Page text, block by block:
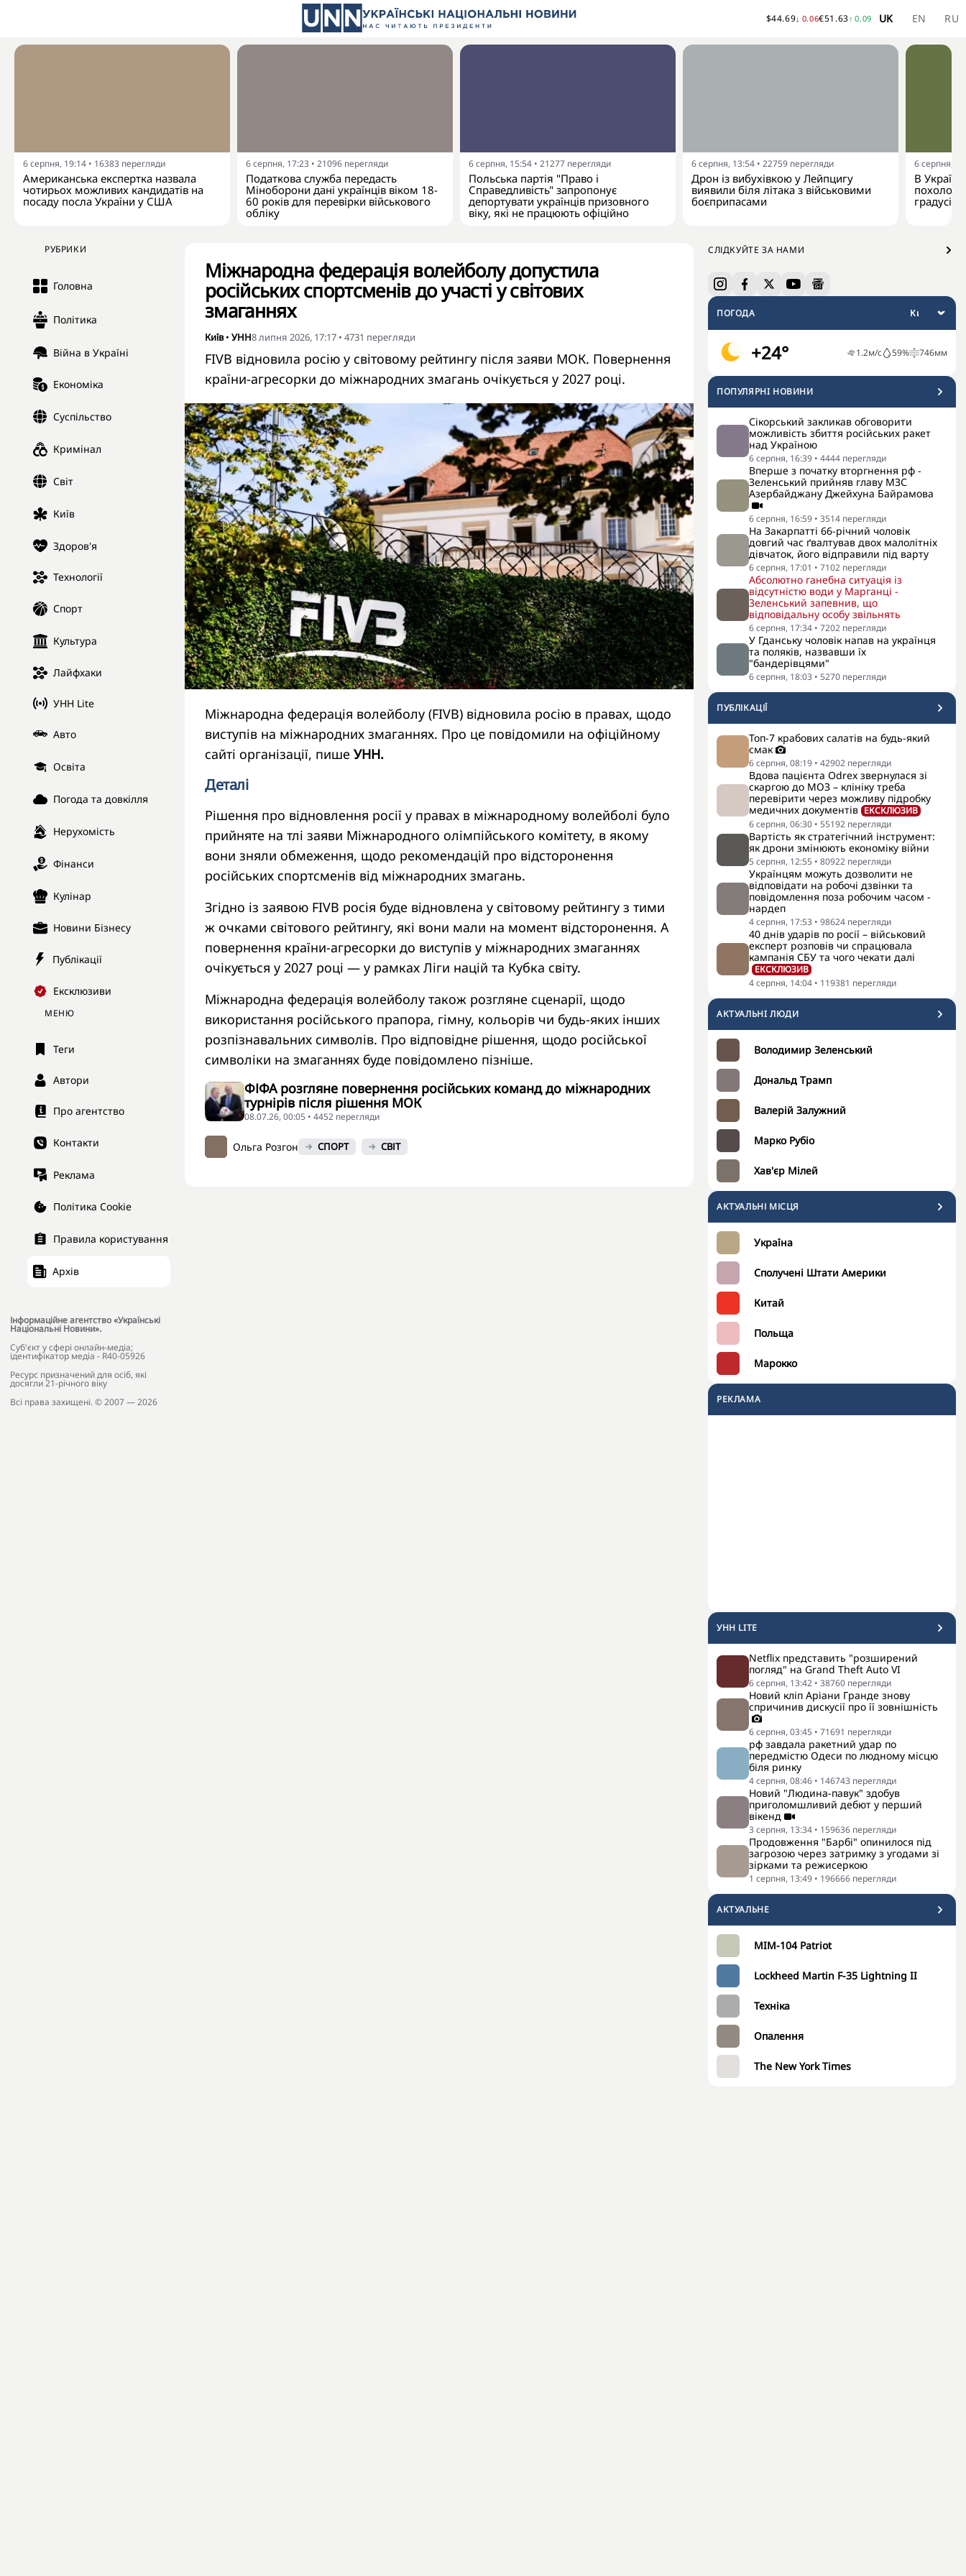
$44.69↓ 0.06€51.63↑ 0.09 UK EN RU
6 серпня, 19:14 • 16383 перегляди
Американська експертка назвала
чотирьох можливих кандидатів на
посаду посла України у США
6 серпня, 17:23 • 21096 перегляди
Податкова служба передасть
Міноборони дані українців віком 18-
60 років для перевірки військового
обліку
6 серпня, 15:54 • 21277 перегляди
Польська партія "Право і
Справедливість" запропонує
депортувати українців призовного
віку, які не працюють офіційно
6 серпня, 13:54 • 22759 перегляди
Дрон із вибухівкою у Лейпцигу
виявили біля літака з військовими
боєприпасами
6 серпня,
В
градусів
РУБРИКИ
Головна
Політика
Війна в Україні
Економіка
Суспільство
Кримінал
Світ
Київ
Здоров'я
Технології
Спорт
Культура
Лайфхаки
УНН Lite
Авто
Освіта
Погода та довкілля
Нерухомість
Фінанси
Кулінар
Новини Бізнесу
Публікації
Ексклюзиви
МЕНЮ
Теги
Автори
Про агентство
Контакти
Реклама
Політика Cookie
Правила користування
Архів
Інформаційне агентство «Українські
Національні Новини».
Cуб'єкт у сфері онлайн-медіа;
ідентифікатор медіа - R40-05926
Ресурс призначений для осіб, які
досягли 21-річного віку
Всі права захищені. © 2007 — 2026
СЛІДКУЙТЕ ЗА НАМИ
ПОГОДА
+24° 1.2м/с 59% 746мм
ПОПУЛЯРНI НОВИНИ
Сікорський закликав обговорити
можливість збиття російських ракет
над Україною
6 серпня, 16:39 • 4444 перегляди
Вперше з початку вторгнення рф -
Зеленський прийняв главу МЗС
Азербайджану Джейхуна Байрамова
6 серпня, 16:59 • 3514 перегляди
На Закарпатті 66-річний чоловік
довгий час ґвалтував двох малолітніх
дівчаток, його відправили під варту
6 серпня, 17:01 • 7102 перегляди
Абсолютно ганебна ситуація із
відсутністю води у Марганці -
Зеленський запевнив, що
відповідальну особу звільнять
6 серпня, 17:34 • 7202 перегляди
У Гданську чоловік напав на українця
та поляків, назвавши їх
"бандерівцями"
6 серпня, 18:03 • 5270 перегляди
ПУБЛІКАЦІЇ
Топ-7 крабових салатів на будь-який
смак
6 серпня, 08:19 • 42902 перегляди
Вдова пацієнта Odrex звернулася зі
скаргою до МОЗ – клініку треба
перевірити через можливу підробку
медичних документів ЕКСКЛЮЗИВ
6 серпня, 06:30 • 55192 перегляди
Вартість як стратегічний інструмент:
як дрони змінюють економіку війни
5 серпня, 12:55 • 80922 перегляди
Українцям можуть дозволити не
відповідати на робочі дзвінки та
повідомлення поза робочим часом -
нардеп
4 серпня, 17:53 • 98624 перегляди
40 днів ударів по росії – військовий
експерт розповів чи спрацювала
кампанія СБУ та чого чекати далі
ЕКСКЛЮЗИВ
4 серпня, 14:04 • 119381 перегляди
АКТУАЛЬНI ЛЮДИ
Володимир Зеленський
Дональд Трамп
Валерій Залужний
Марко Рубіо
Хав'єр Мілей
АКТУАЛЬНІ МІСЦЯ
Україна
Сполучені Штати Америки
Китай
Польща
Марокко
РЕКЛАМА
УНН LITE
Netflix представить "розширений
погляд" на Grand Theft Auto VI
6 серпня, 13:42 • 38760 перегляди
Новий кліп Аріани Гранде знову
спричинив дискусії про її зовнішність
6 серпня, 03:45 • 71691 перегляди
рф завдала ракетний удар по
передмістю Одеси по людному місцю
біля ринку
4 серпня, 08:46 • 146743 перегляди
Новий "Людина-павук" здобув
приголомшливий дебют у перший
вікенд
3 серпня, 13:34 • 159636 перегляди
Продовження "Барбі" опинилося під
загрозою через затримку з угодами зі
зірками та режисеркою
1 серпня, 13:49 • 196666 перегляди
АКТУАЛЬНЕ
MIM-104 Patriot
Lockheed Martin F-35 Lightning II
Техніка
Опалення
The New York Times
Міжнародна федерація волейболу допустила
російських спортсменів до участі у світових
змаганнях
Київ• УНН8 липня 2026, 17:17 • 4731 перегляди
FIVB відновила росію у світовому рейтингу після заяви МОК. Повернення
країни-агресорки до міжнародних змагань очікується у 2027 році.
Міжнародна федерація волейболу (FIVB) відновила росію в правах, щодо
виступів на міжнародних змаганнях. Про це повідомили на офіційному
сайті організації, пише УНН.
Деталі
Рішення про відновлення росії у правах в міжнародному волейболі було
прийняте на тлі заяви Міжнародного олімпійського комітету, в якому
вони зняли обмеження, щодо рекомендацій про відсторонення
російських спортсменів від міжнародних змагань.
Згідно із заявою FIVB росія буде відновлена у світовому рейтингу з тими
ж очками світового рейтингу, які вони мали на момент відсторонення. А
повернення країни-агресорки до виступів у міжнародних змаганнях
очікується у 2027 році — у рамках Ліги націй та Кубка світу.
Міжнародна федерація волейболу також розгляне сценарії, щодо
використання російського прапора, гімну, кольорів чи будь-яких інших
розпізнавальних символів. Про відповідне рішення, щодо російської
символіки на змаганнях буде повідомлено пізніше.
ФІФА розгляне повернення російських команд до міжнародних
турнірів після рішення МОК
08.07.26, 00:05 • 4452 перегляди
Ольга Розгон СПОРТ СВІТ